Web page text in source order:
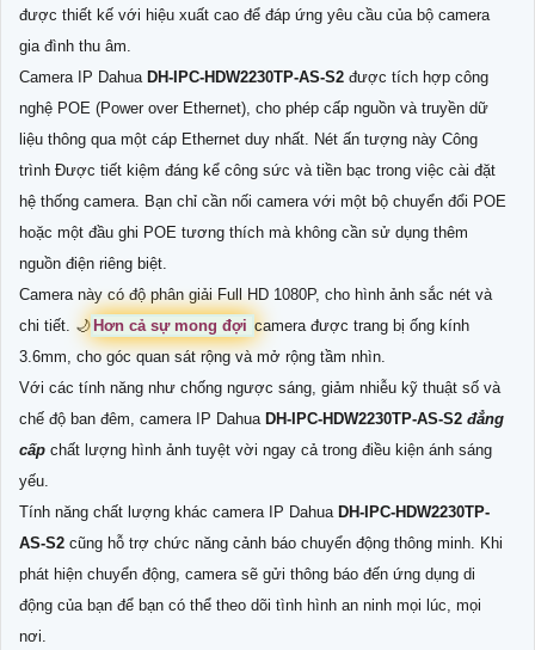
được thiết kế với hiệu xuất cao để đáp ứng yêu cầu của bộ camera
gia đình thu âm.
Camera IP Dahua DH-IPC-HDW2230TP-AS-S2 được tích hợp công
nghệ POE (Power over Ethernet), cho phép cấp nguồn và truyền dữ
liệu thông qua một cáp Ethernet duy nhất. Nét ấn tượng này Công
trình Được tiết kiệm đáng kể công sức và tiền bạc trong việc cài đặt
hệ thống camera. Bạn chỉ cần nối camera với một bộ chuyển đổi POE
hoặc một đầu ghi POE tương thích mà không cần sử dụng thêm
nguồn điện riêng biệt.
Camera này có độ phân giải Full HD 1080P, cho hình ảnh sắc nét và
chi tiết. 🌙 Hơn cả sự mong đợi camera được trang bị ống kính
3.6mm, cho góc quan sát rộng và mở rộng tầm nhìn.
Với các tính năng như chống ngược sáng, giảm nhiễu kỹ thuật số và
chế độ ban đêm, camera IP Dahua DH-IPC-HDW2230TP-AS-S2 đẳng
cấp chất lượng hình ảnh tuyệt vời ngay cả trong điều kiện ánh sáng
yếu.
Tính năng chất lượng khác camera IP Dahua DH-IPC-HDW2230TP-
AS-S2 cũng hỗ trợ chức năng cảnh báo chuyển động thông minh. Khi
phát hiện chuyển động, camera sẽ gửi thông báo đến ứng dụng di
động của bạn để bạn có thể theo dõi tình hình an ninh mọi lúc, mọi
nơi.